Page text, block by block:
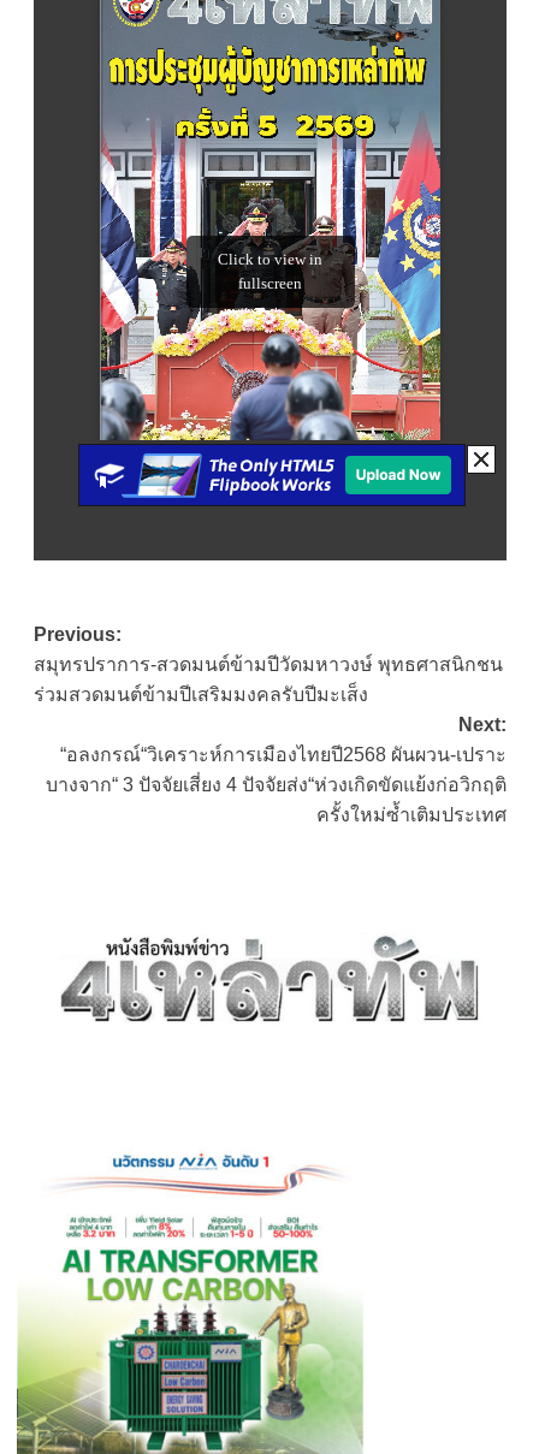
Post
navigation
Previous:
สมุทรปราการ-สวดมนต์ข้ามปีวัดมหาวงษ์ พุทธศาสนิกชน
ร่วมสวดมนต์ข้ามปีเสริมมงคลรับปีมะเส็ง
Next:
“อลงกรณ์“วิเคราะห์การเมืองไทยปี2568 ผันผวน-เปราะ
บางจาก“ 3 ปัจจัยเสี่ยง 4 ปัจจัยส่ง“ห่วงเกิดขัดแย้งก่อวิกฤติ
ครั้งใหม่ซ้ำเติมประเทศ